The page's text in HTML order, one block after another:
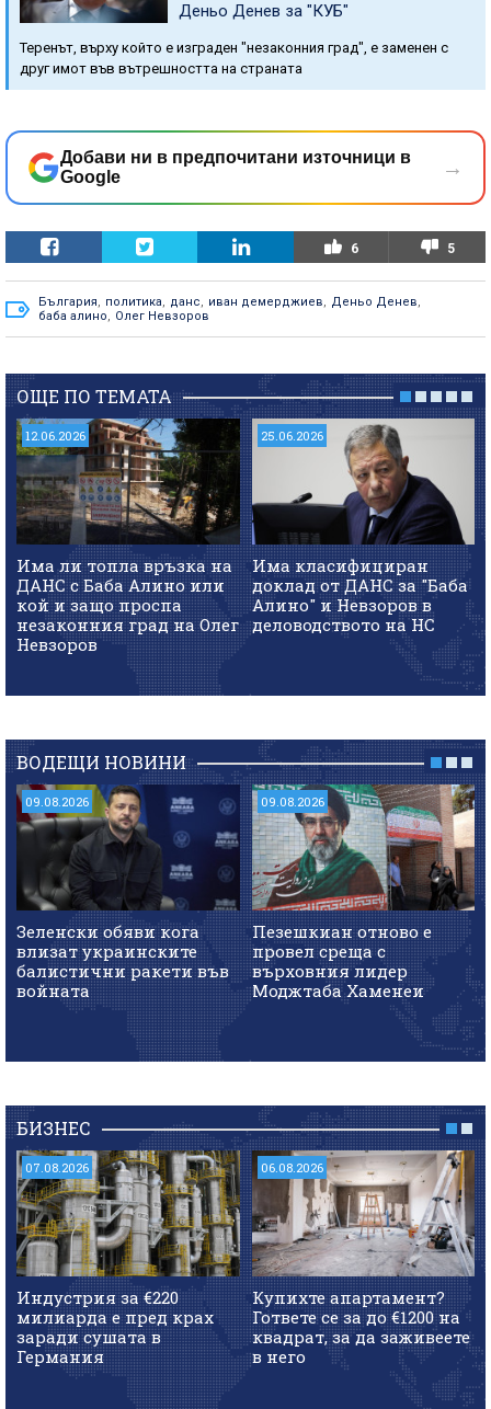
Деньо Денев за "КУБ"
Теренът, върху който е изграден "незаконния град", е заменен с
друг имот във вътрешността на страната
Добави ни в предпочитани източници в
Google
→
6 5
България, политика, данс, иван демерджиев, Деньо Денев,
баба алино, Олег Невзоров
ОЩЕ ПО ТЕМАТА
12.06.2026
Има ли топла връзка на
ДАНС с Баба Алино или
кой и защо проспа
незаконния град на Олег
Невзоров
25.06.2026
Има класифициран
доклад от ДАНС за "Баба
Алино" и Невзоров в
деловодството на НС
ВОДЕЩИ НОВИНИ
09.08.2026
Зеленски обяви кога
влизат украинските
балистични ракети във
войната
09.08.2026
Пезешкиан отново е
провел среща с
върховния лидер
Моджтаба Хаменеи
БИЗНЕС
07.08.2026
Индустрия за €220
милиарда е пред крах
заради сушата в
Германия
06.08.2026
Купихте апартамент?
Гответе се за до €1200 на
квадрат, за да заживеете
в него